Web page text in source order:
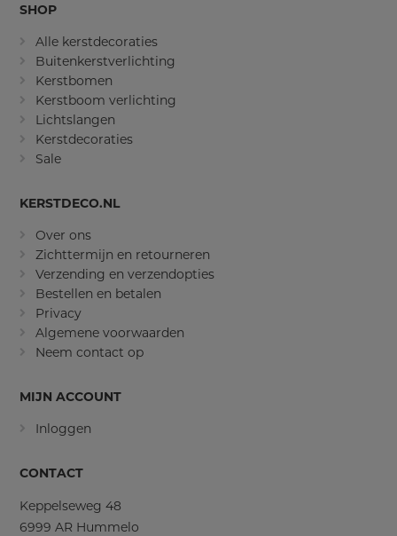
SHOP
Alle kerstdecoraties
Buitenkerstverlichting
Kerstbomen
Kerstboom verlichting
Lichtslangen
Kerstdecoraties
Sale
KERSTDECO.NL
Over ons
Zichttermijn en retourneren
Verzending en verzendopties
Bestellen en betalen
Privacy
Algemene voorwaarden
Neem contact op
MIJN ACCOUNT
Inloggen
CONTACT
Keppelseweg 48
6999 AR Hummelo